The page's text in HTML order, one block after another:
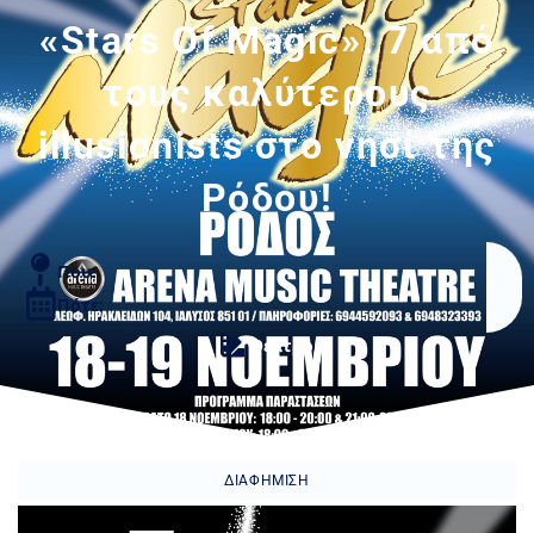
«Stars Of Magic»: 7 από
τους καλύτερους
illusionists στο νησί της
Ρόδου!
Που:
Πότε:
Θέατρο
ΔΙΑΦΉΜΙΣΗ